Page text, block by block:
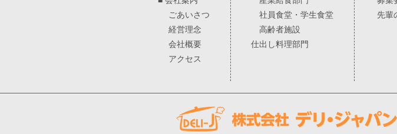
ごあいさつ
経営理念
会社概要
アクセス
社員食堂・学生食堂
高齢者施設
仕出し料理部門
先輩